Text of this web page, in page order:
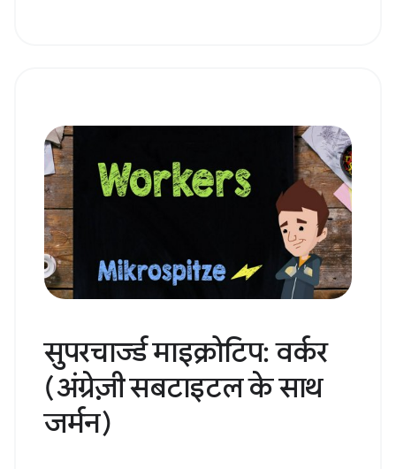
सुपरचार्ज्ड माइक्रोटिप: वर्कर
(अंग्रेज़ी सबटाइटल के साथ
जर्मन)